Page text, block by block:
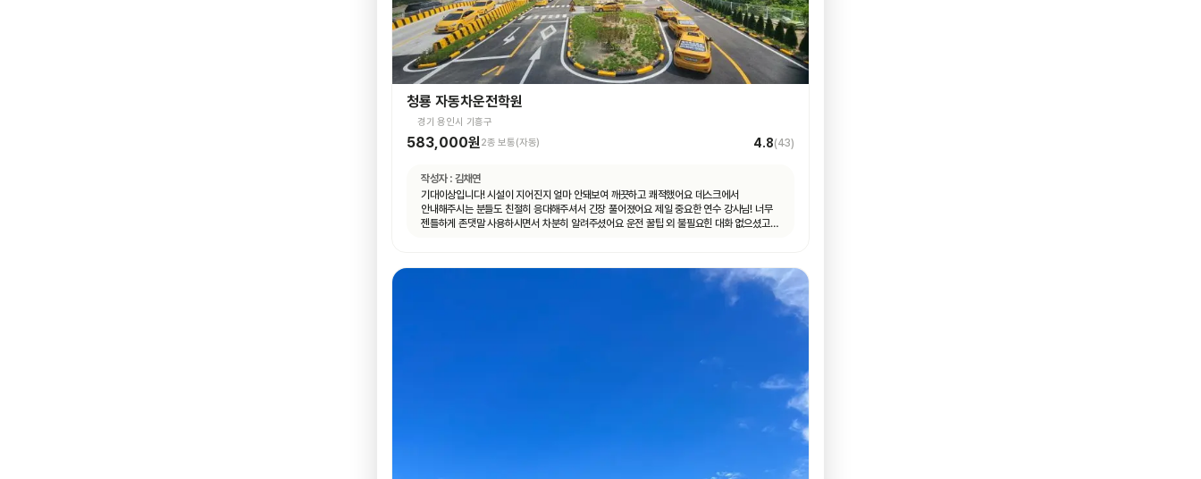
청룡 자동차운전학원
경기 용인시 기흥구
583,000원2종 보통(자동) 4.8(43)
작성자 : 김채연
기대이상입니다! 시설이 지어진지 얼마 안돼보여 깨끗하고 쾌적했어요 데스크에서
안내해주시는 분들도 친절히 응대해주셔서 긴장 풀어졌어요 제일 중요한 연수 강사님! 너무
젠틀하게 존댓말 사용하시면서 차분히 알려주셨어요 운전 꿀팁 외 불필요힌 대화 없으셨고